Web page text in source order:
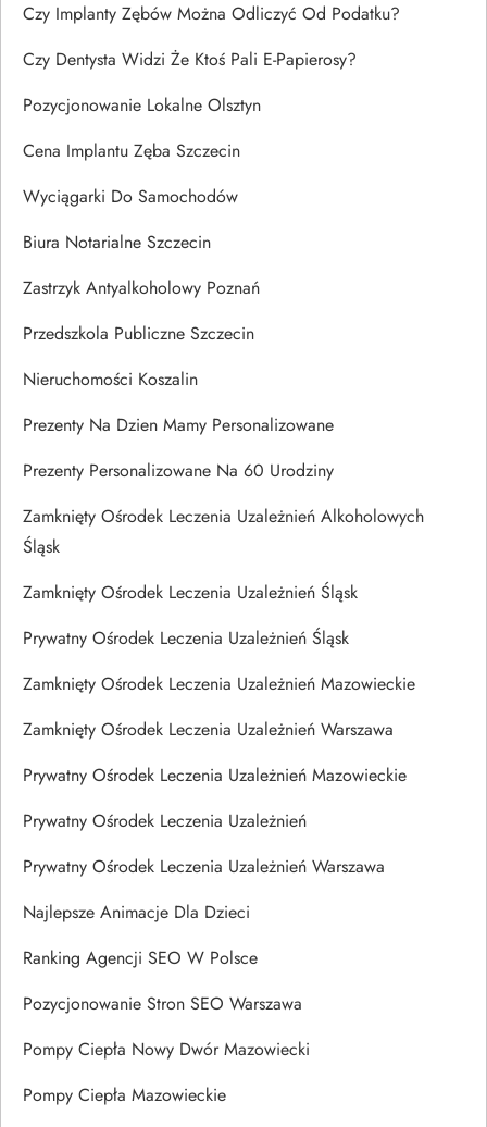
Czy Implanty Zębów Można Odliczyć Od Podatku?
Czy Dentysta Widzi Że Ktoś Pali E-Papierosy?
Pozycjonowanie Lokalne Olsztyn
Cena Implantu Zęba Szczecin
Wyciągarki Do Samochodów
Biura Notarialne Szczecin
Zastrzyk Antyalkoholowy Poznań
Przedszkola Publiczne Szczecin
Nieruchomości Koszalin
Prezenty Na Dzien Mamy Personalizowane
Prezenty Personalizowane Na 60 Urodziny
Zamknięty Ośrodek Leczenia Uzależnień Alkoholowych
Śląsk
Zamknięty Ośrodek Leczenia Uzależnień Śląsk
Prywatny Ośrodek Leczenia Uzależnień Śląsk
Zamknięty Ośrodek Leczenia Uzależnień Mazowieckie
Zamknięty Ośrodek Leczenia Uzależnień Warszawa
Prywatny Ośrodek Leczenia Uzależnień Mazowieckie
Prywatny Ośrodek Leczenia Uzależnień
Prywatny Ośrodek Leczenia Uzależnień Warszawa
Najlepsze Animacje Dla Dzieci
Ranking Agencji SEO W Polsce
Pozycjonowanie Stron SEO Warszawa
Pompy Ciepła Nowy Dwór Mazowiecki
Pompy Ciepła Mazowieckie